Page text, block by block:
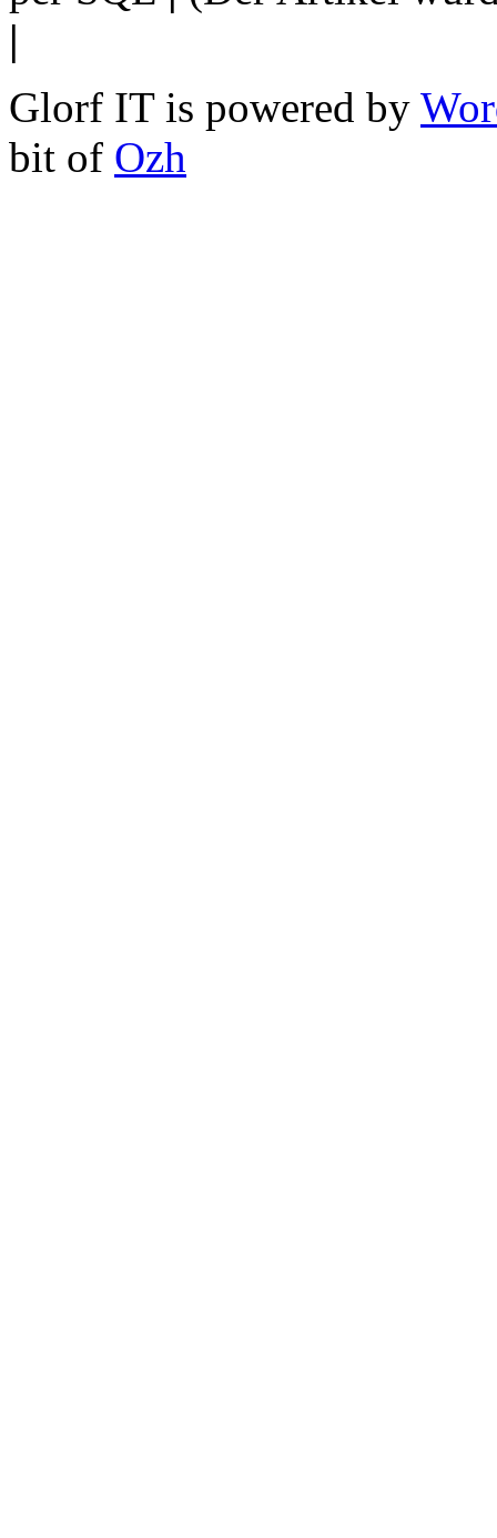
|
Glorf IT is powered by
bit of Ozh